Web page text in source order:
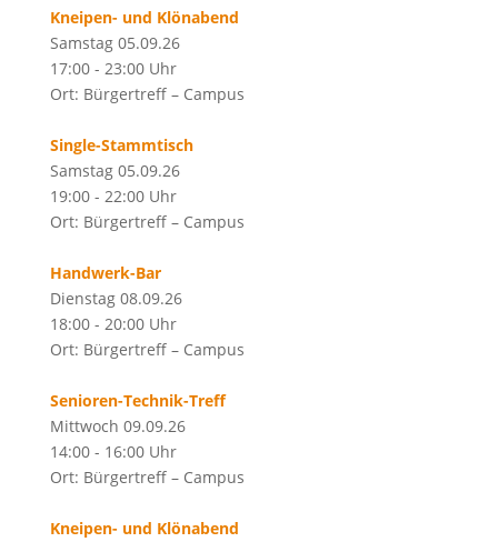
Kneipen- und Klönabend
Samstag 05.09.26
17:00 - 23:00 Uhr
Ort: Bürgertreff – Campus
Single-Stammtisch
Samstag 05.09.26
19:00 - 22:00 Uhr
Ort: Bürgertreff – Campus
Handwerk-Bar
Dienstag 08.09.26
18:00 - 20:00 Uhr
Ort: Bürgertreff – Campus
Senioren-Technik-Treff
Mittwoch 09.09.26
14:00 - 16:00 Uhr
Ort: Bürgertreff – Campus
Kneipen- und Klönabend